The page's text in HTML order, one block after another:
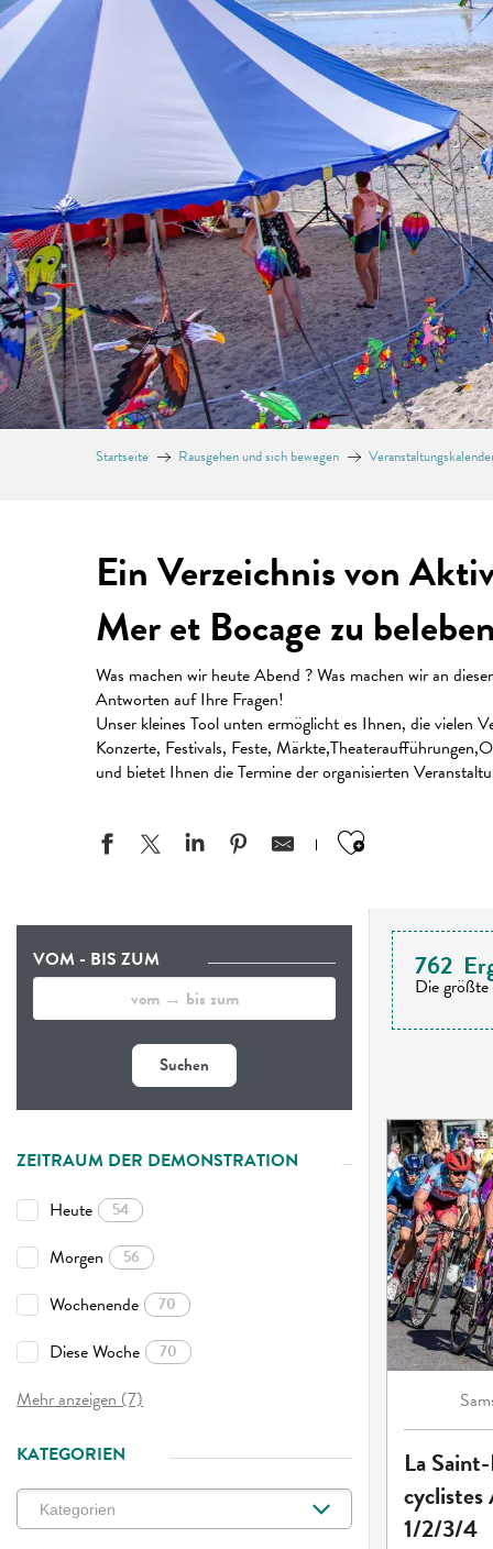
Startseite Rausgehen und sich bewegen
Ein Verzeichnis von
Mer et Bocage zu
Was machen wir heute Abend ? Was machen wir an
Antworten auf Ihre Fragen!
Unser kleines Tool unten ermöglicht es Ihnen, die vielen
Konzerte, Festivals, Feste,
und bietet Ihnen die Termine der organisierten
Ajouter aux
VOM - BIS ZUM
Suchen
ZEITRAUM DER DEMONSTRATION
Heute
54
Morgen 56
Wochenende 70
Diese Woche 70
Mehr anzeigen (7)
KATEGORIEN
762
Die
La
cyclistes
1/2/3/4